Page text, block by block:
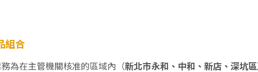
組合
務為在主管機關核准的區域內（新北市永和、中和、新店、深坑